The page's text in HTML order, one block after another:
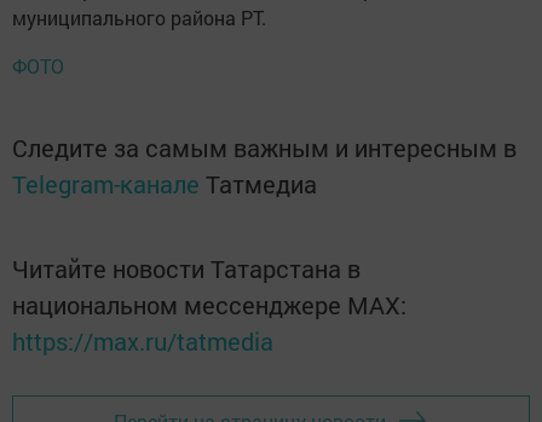
муниципального района РТ.
ФОТО
Следите за самым важным и интересным в
Telegram-канале Татмедиа
Читайте новости Татарстана в
национальном мессенджере MАХ:
https://max.ru/tatmedia